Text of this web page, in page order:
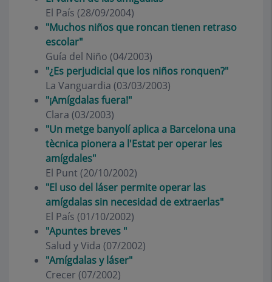
El País (28/09/2004)
"Muchos niños que roncan tienen retraso
escolar"
Guía del Niño (04/2003)
"¿Es perjudicial que los niños ronquen?"
La Vanguardia (03/03/2003)
"¡Amígdalas fuera!"
Clara (03/2003)
"Un metge banyolí aplica a Barcelona una
tècnica pionera a l'Estat per operar les
amígdales"
El Punt (20/10/2002)
"El uso del láser permite operar las
amígdalas sin necesidad de extraerlas"
El País (01/10/2002)
"Apuntes breves "
Salud y Vida (07/2002)
"Amígdalas y láser"
Crecer (07/2002)